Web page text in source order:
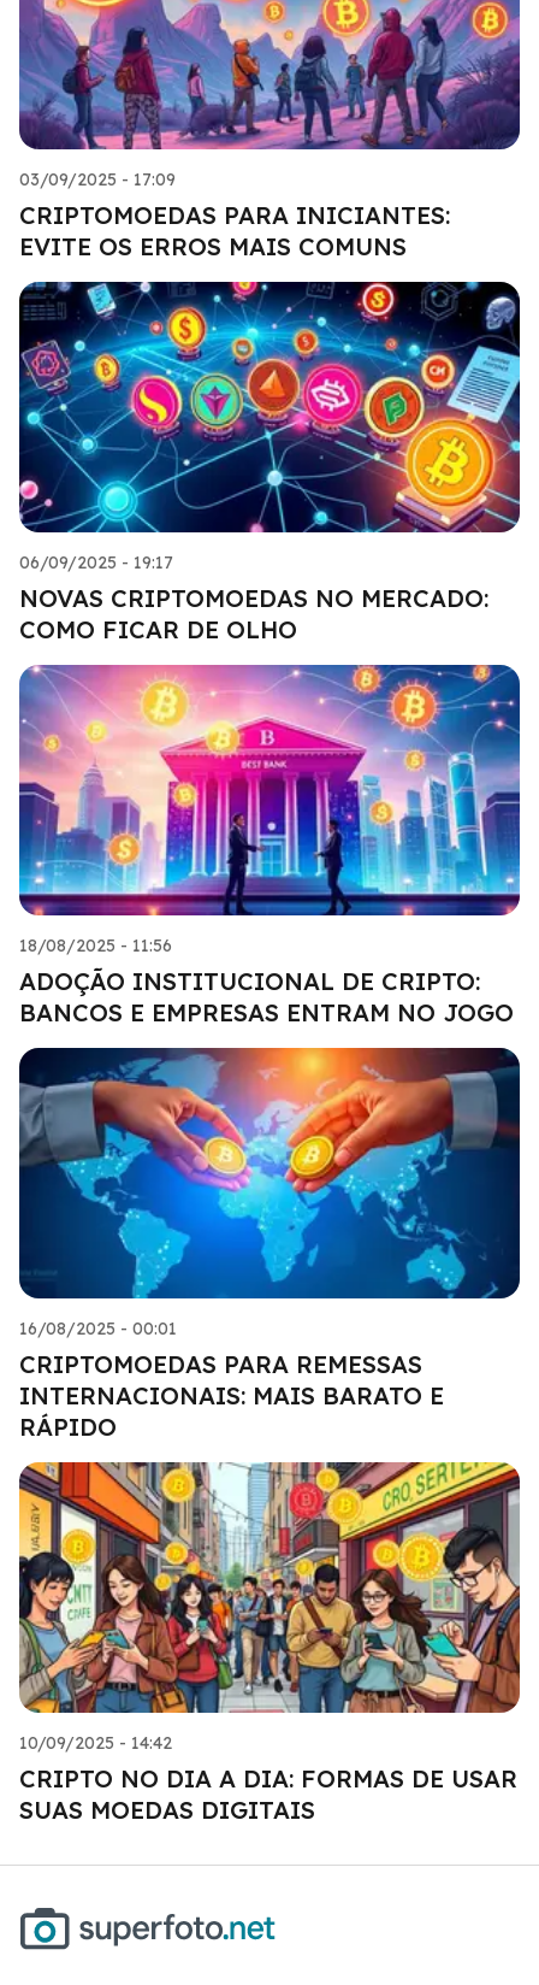
03/09/2025 - 17:09
CRIPTOMOEDAS PARA INICIANTES:
EVITE OS ERROS MAIS COMUNS
06/09/2025 - 19:17
NOVAS CRIPTOMOEDAS NO MERCADO:
COMO FICAR DE OLHO
18/08/2025 - 11:56
ADOÇÃO INSTITUCIONAL DE CRIPTO:
BANCOS E EMPRESAS ENTRAM NO JOGO
16/08/2025 - 00:01
CRIPTOMOEDAS PARA REMESSAS
INTERNACIONAIS: MAIS BARATO E
RÁPIDO
10/09/2025 - 14:42
CRIPTO NO DIA A DIA: FORMAS DE USAR
SUAS MOEDAS DIGITAIS